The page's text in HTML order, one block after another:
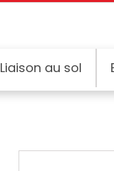
Liaison au sol